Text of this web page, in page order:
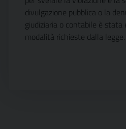
divulgazione pubblica o la
giudiziaria o contabile è
modalità richieste dalla legge.